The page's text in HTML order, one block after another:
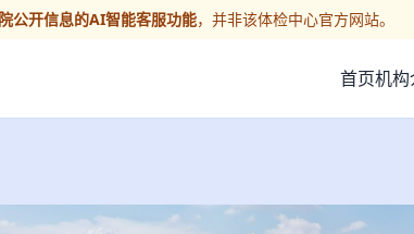
公开信息的AI智能客服功能，并非该体检中心官方网站。
首页机构